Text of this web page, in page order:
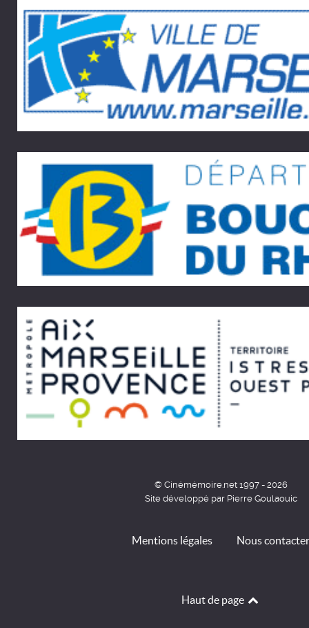
© Cinémémoire.net 1997 - 2026
Site développé par Pierre Goulaouic
Mentions légales Nous contacter
Haut de page